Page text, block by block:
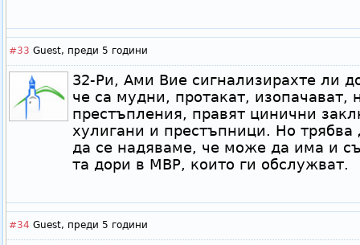
#33 Guest, преди 5 години
32-Ри, Ами Вие сигнализирахте ли
че са мудни, протакат, изопачават,
престъпления, правят цинични
хулигани и престъпници. Но трябва
да се надяваме, че може да има и
та дори в МВР, които ги обслужват.
#34 Guest, преди 5 години